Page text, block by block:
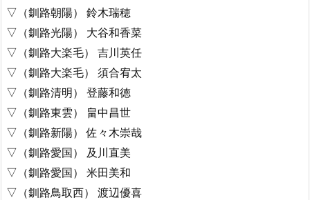
▽（釧路朝陽） 鈴木瑞穂
▽（釧路光陽） 大谷和香菜
▽（釧路大楽毛） 吉川英任
▽（釧路大楽毛） 須合宥太
▽（釧路清明） 登藤和徳
▽（釧路東雲） 畠中昌世
▽（釧路新陽） 佐々木崇哉
▽（釧路愛国） 及川直美
▽（釧路愛国） 米田美和
▽（釧路鳥取西） 渡辺優喜